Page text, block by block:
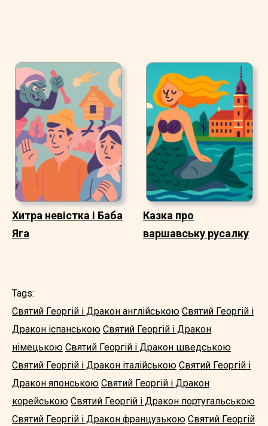
Хитра невістка і Баба
Яга
Казка про
варшавську русалку
Tags:
Святий Георгій і Дракон англійською Святий Георгій і
Дракон іспанською Святий Георгій і Дракон
німецькою Святий Георгій і Дракон шведською
Святий Георгій і Дракон італійською Святий Георгій і
Дракон японською Святий Георгій і Дракон
корейською Святий Георгій і Дракон португальською
Святий Георгій і Дракон французькою Святий Георгій